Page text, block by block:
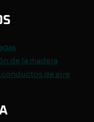
de la madera
de aire